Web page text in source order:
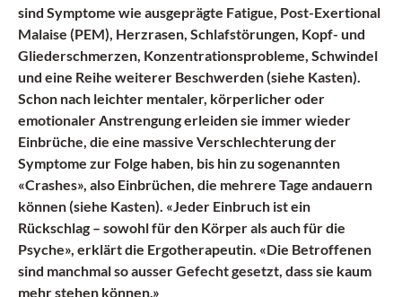
sind Symptome wie ausgeprägte Fatigue, Post-Exertional
Malaise (PEM), Herzrasen, Schlafstörungen, Kopf- und
Gliederschmerzen, Konzentrationsprobleme, Schwindel
und eine Reihe weiterer Beschwerden (siehe Kasten).
Schon nach leichter mentaler, körperlicher oder
emotionaler Anstrengung erleiden sie immer wieder
Einbrüche, die eine massive Verschlechterung der
Symptome zur Folge haben, bis hin zu sogenannten
«Crashes», also Einbrüchen, die mehrere Tage andauern
können (siehe Kasten). «Jeder Einbruch ist ein
Rückschlag – sowohl für den Körper als auch für die
Psyche», erklärt die Ergotherapeutin. «Die Betroffenen
sind manchmal so ausser Gefecht gesetzt, dass sie kaum
mehr stehen können.»